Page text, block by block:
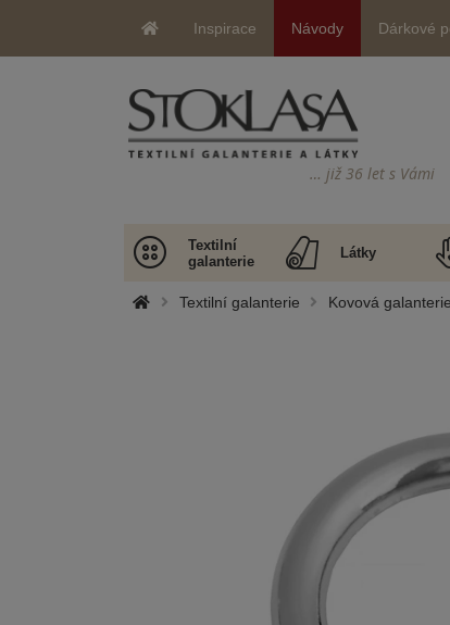
Inspirace Návody Dárkové
… již 36 let s Vámi
Textilní
galanterie
Látky
Textilní galanterie Kovová galanterie